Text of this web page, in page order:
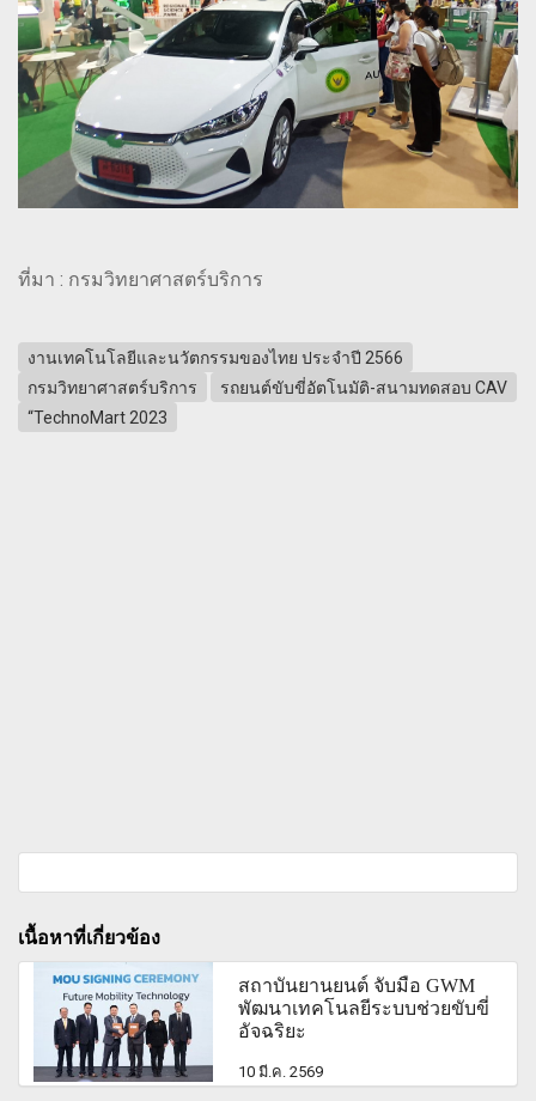
ที่มา : กรมวิทยาศาสตร์บริการ
งานเทคโนโลยีและนวัตกรรมของไทย ประจำปี 2566
กรมวิทยาศาสตร์บริการ
รถยนต์ขับขี่อัตโนมัติ-สนามทดสอบ CAV
“TechnoMart 2023
เนื้อหาที่เกี่ยวข้อง
สถาบันยานยนต์ จับมือ GWM
พัฒนาเทคโนลยีระบบช่วยขับขี่
อัจฉริยะ
10 มี.ค. 2569